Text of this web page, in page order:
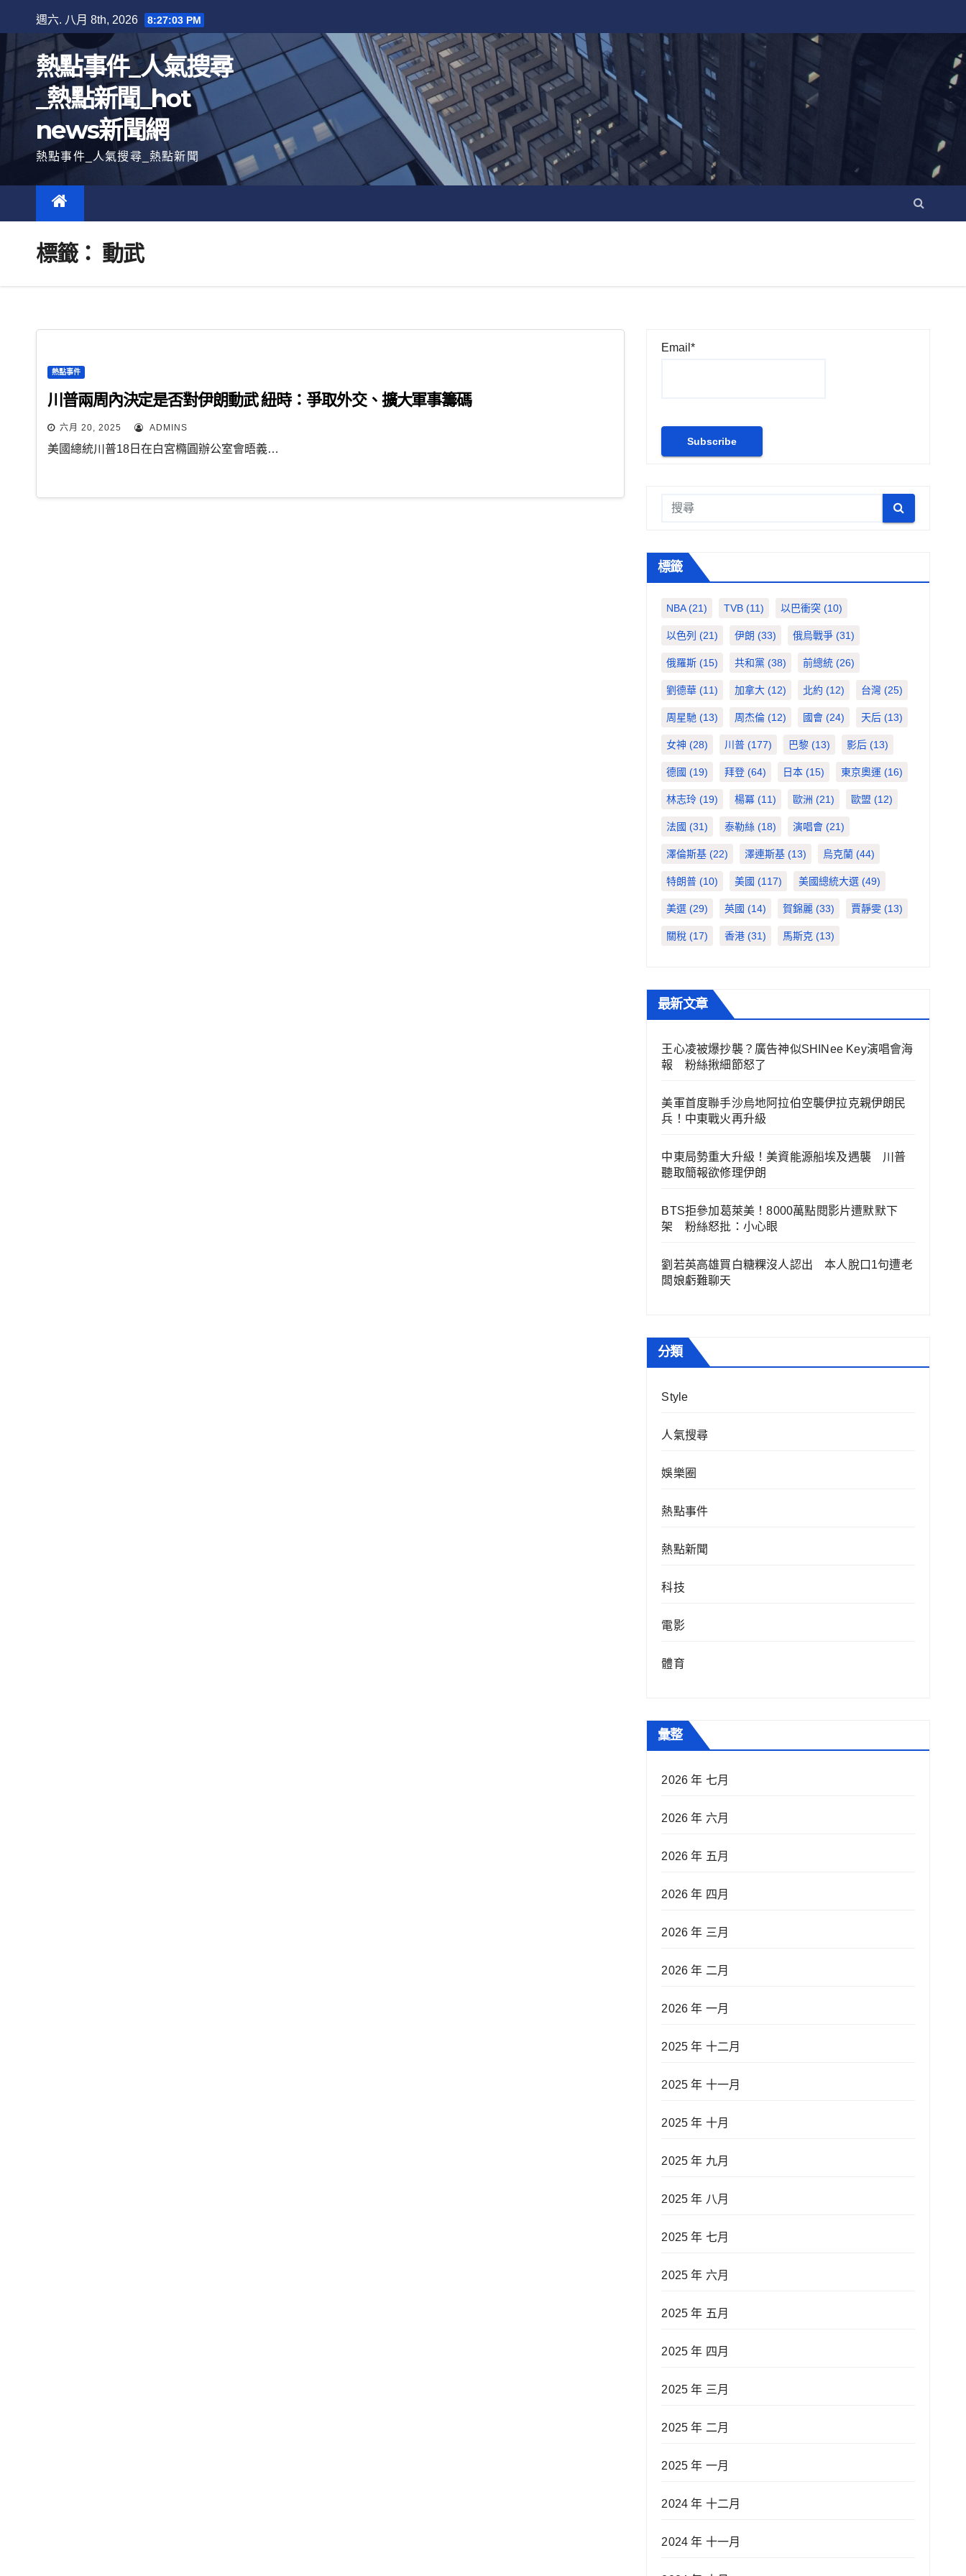
至
內
週六. 八月 8th, 2026 8:27:04 PM
熱點事件_人氣搜尋
_熱點新聞_hot
news新聞網
熱點事件_人氣搜尋_熱點新聞
標籤： 動武
熱點事件
川普兩周內決定是否對伊朗動武 紐時：爭取外交、擴大軍事籌碼
六月 20, 2025 ADMINS
美國總統川普18日在白宮橢圓辦公室會晤義…
Email*
標籤
NBA(21) TVB (11) 以巴衝突 (10)
以色列 (21) 伊朗 (33) 俄烏戰爭 (31)
俄羅斯 (15) 共和黨 (38) 前總統 (26)
劉德華 (11) 加拿大 (12) 北約 (12) 台灣 (25)
周星馳 (13) 周杰倫 (12) 國會 (24) 天后 (13)
女神 (28) 川普 (177) 巴黎 (13) 影后 (13)
德國 (19) 拜登 (64) 日本 (15) 東京奧運 (16)
林志玲 (19) 楊冪 (11) 歐洲 (21) 歐盟 (12)
法國 (31) 泰勒絲 (18) 演唱會 (21)
澤倫斯基 (22) 澤連斯基 (13) 烏克蘭 (44)
特朗普 (10) 美國 (117) 美國總統大選 (49)
美選 (29) 英國 (14) 賀錦麗 (33) 賈靜雯 (13)
關稅 (17) 香港 (31) 馬斯克 (13)
最新文章
王心凌被爆抄襲？廣告神似SHINee Key演唱會海
報 粉絲揪細節怒了
美軍首度聯手沙烏地阿拉伯空襲伊拉克親伊朗民
兵！中東戰火再升級
中東局勢重大升級！美資能源船埃及遇襲 川普
聽取簡報欲修理伊朗
BTS拒參加葛萊美！8000萬點閱影片遭默默下
架 粉絲怒批：小心眼
劉若英高雄買白糖粿沒人認出 本人脫口1句遭老
闆娘虧難聊天
分類
Style
人氣搜尋
娛樂圈
熱點事件
熱點新聞
科技
電影
體育
彙整
2026 年 七月
2026 年 六月
2026 年 五月
2026 年 四月
2026 年 三月
2026 年 二月
2026 年 一月
2025 年 十二月
2025 年 十一月
2025 年 十月
2025 年 九月
2025 年 八月
2025 年 七月
2025 年 六月
2025 年 五月
2025 年 四月
2025 年 三月
2025 年 二月
2025 年 一月
2024 年 十二月
2024 年 十一月